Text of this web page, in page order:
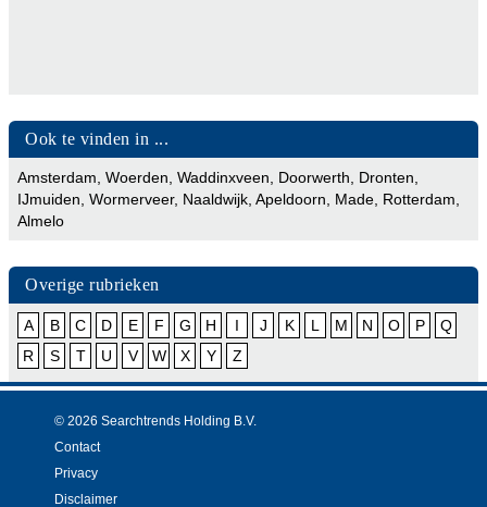
Ook te vinden in ...
Amsterdam Woerden Waddinxveen Doorwerth Dronten
IJmuiden Wormerveer, Naaldwijk Apeldoorn Made Rotterdam
Almelo
Overige rubrieken
A B C D E F G H I J K L M N O P
Q
R
S T U V W X Y Z
© 2026 Searchtrends Holding B.V.
Contact
Privacy
Disclaimer